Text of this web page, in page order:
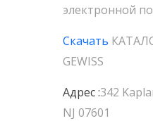
электронной
Скачать
GEWISS
Адрес :342
NJ 07601